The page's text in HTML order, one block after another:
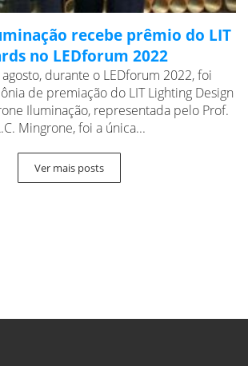
recebe prêmio do LIT
no LEDforum 2022
durante o LEDforum 2022, foi
de premiação do LIT Lighting Design
Iluminação, representada pelo Prof.
Mingrone, foi a única...
Ver mais posts